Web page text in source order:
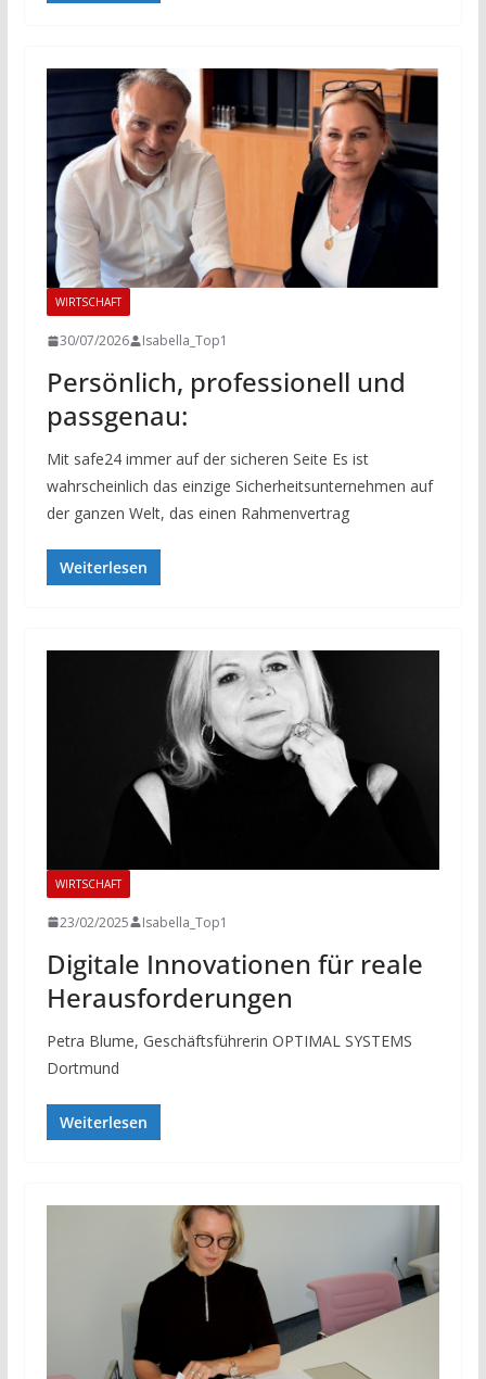
WIRTSCHAFT
30/07/2026 Isabella_Top1
Persönlich, professionell und
passgenau:
Mit safe24 immer auf der sicheren Seite Es ist
wahrscheinlich das einzige Sicherheitsunternehmen auf
der ganzen Welt, das einen Rahmenvertrag
Weiterlesen
WIRTSCHAFT
23/02/2025 Isabella_Top1
Digitale Innovationen für reale
Herausforderungen
Petra Blume, Geschäftsführerin OPTIMAL SYSTEMS
Dortmund
Weiterlesen